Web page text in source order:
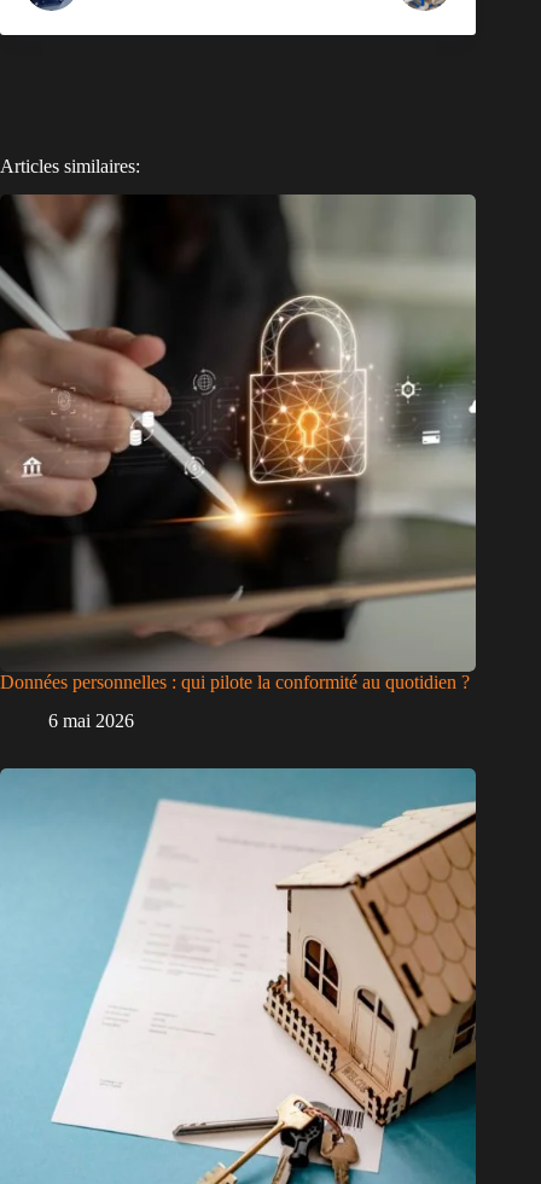
Articles similaires:
Données personnelles : qui pilote la conformité au quotidien ?
6 mai 2026